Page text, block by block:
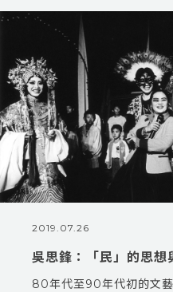
2019.07.26
吳思鋒：「民」的思想
80年代至90年代初的文